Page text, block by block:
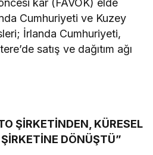
kâr (FAVÖK) elde
Cumhuriyeti ve Kuzey
İrlanda Cumhuriyeti,
satış ve dağıtım ağı
ŞİRKETİNDEN, KÜRESEL
DÖNÜŞTÜ”